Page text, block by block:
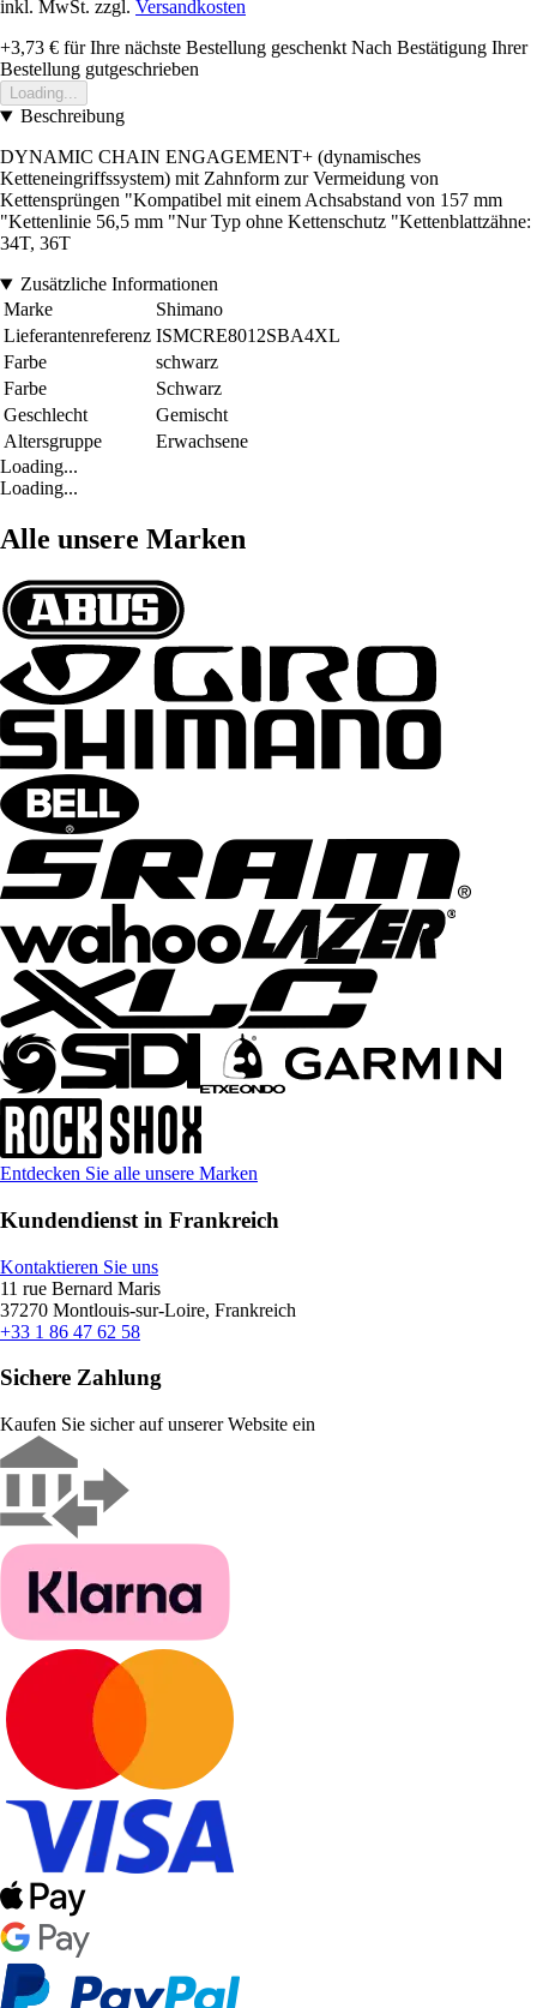
inkl. MwSt. zzgl. Versandkosten
+3,73 € für Ihre nächste Bestellung geschenkt Nach Bestätigung Ihrer
Bestellung gutgeschrieben
Loading...
Beschreibung
DYNAMIC CHAIN ENGAGEMENT+ (dynamisches
Ketteneingriffssystem) mit Zahnform zur Vermeidung von
Kettensprüngen "Kompatibel mit einem Achsabstand von 157 mm
"Kettenlinie 56,5 mm "Nur Typ ohne Kettenschutz "Kettenblattzähne:
34T, 36T
Zusätzliche Informationen
Marke
Shimano
Lieferantenreferenz ISMCRE8012SBA4XL
Farbe
schwarz
Farbe
Schwarz
Geschlecht
Gemischt
Altersgruppe
Erwachsene
Loading...
Loading...
Alle unsere Marken
Entdecken Sie alle unsere Marken
Kundendienst in Frankreich
Kontaktieren Sie uns
11 rue Bernard Maris
37270 Montlouis-sur-Loire, Frankreich
+33 1 86 47 62 58
Sichere Zahlung
Kaufen Sie sicher auf unserer Website ein